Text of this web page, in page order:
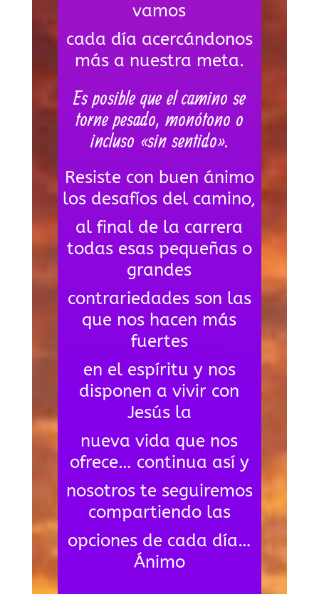
vamos
cada día acercándonos
más a nuestra meta.
Es posible que el camino se
torne pesado, monótono o
incluso «sin sentido».
Resiste con buen ánimo
los desafíos del camino,
al final de la carrera
todas esas pequeñas o
grandes
contrariedades son las
que nos hacen más
fuertes
en el espíritu y nos
disponen a vivir con
Jesús la
nueva vida que nos
ofrece… continua así y
nosotros te seguiremos
compartiendo las
opciones de cada día…
Ánimo